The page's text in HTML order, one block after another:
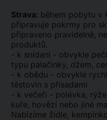
Strava: během pobytu v
připravuje pokrmy pro
připraveno pravidelně,
produktů.
- k snídani - obvykle
typu palačinky, džem,
- k obědu - obvykle
těstovin s přísadami
- k večeři - polévka,
kuře, hovězí nebo jiné
Nabízíme židle,